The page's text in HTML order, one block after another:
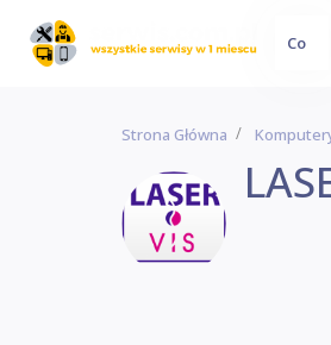
Co
Strona Główna